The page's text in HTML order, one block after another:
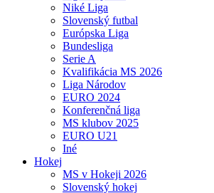
Niké Liga
Slovenský futbal
Európska Liga
Bundesliga
Serie A
Kvalifikácia MS 2026
Liga Národov
EURO 2024
Konferenčná liga
MS klubov 2025
EURO U21
Iné
Hokej
MS v Hokeji 2026
Slovenský hokej